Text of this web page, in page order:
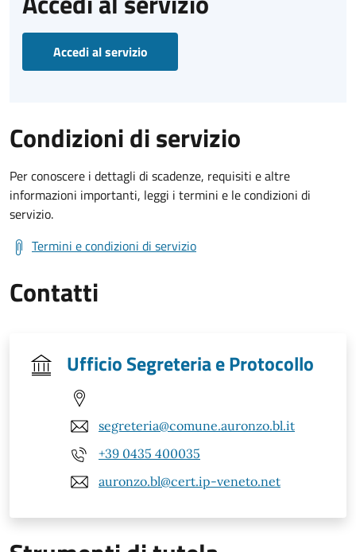
Accedi al servizio
Condizioni di servizio
Per conoscere i dettagli di scadenze, requisiti e altre
informazioni importanti, leggi i termini e le condizioni di
servizio.
Termini e condizioni di servizio
Contatti
Ufficio Segreteria e Protocollo
segreteria@comune.auronzo.bl.it
+39 0435 400035
auronzo.bl@cert.ip-veneto.net